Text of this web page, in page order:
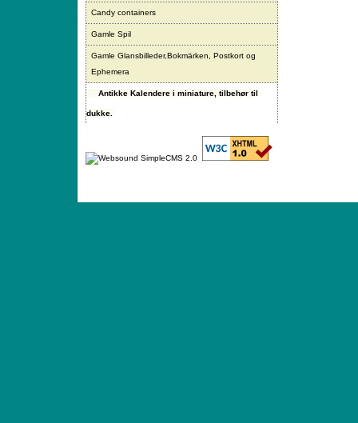
Candy containers
Gamle Spil
Gamle Glansbilleder,Bokmärken, Postkort og
Ephemera
Antikke Kalendere i miniature, tilbehør til
dukke.